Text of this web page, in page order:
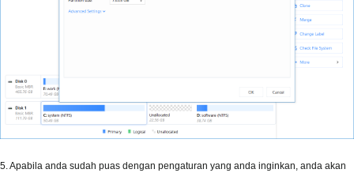
5. Apabila anda sudah puas dengan pengaturan yang anda inginkan, anda akan